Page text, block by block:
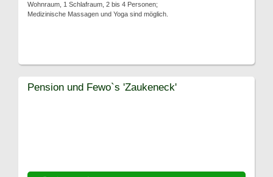
Wohnraum, 1 Schlafraum, 2 bis 4 Personen;
Medizinische Massagen und Yoga sind möglich.
Pension und Fewo`s 'Zaukeneck'